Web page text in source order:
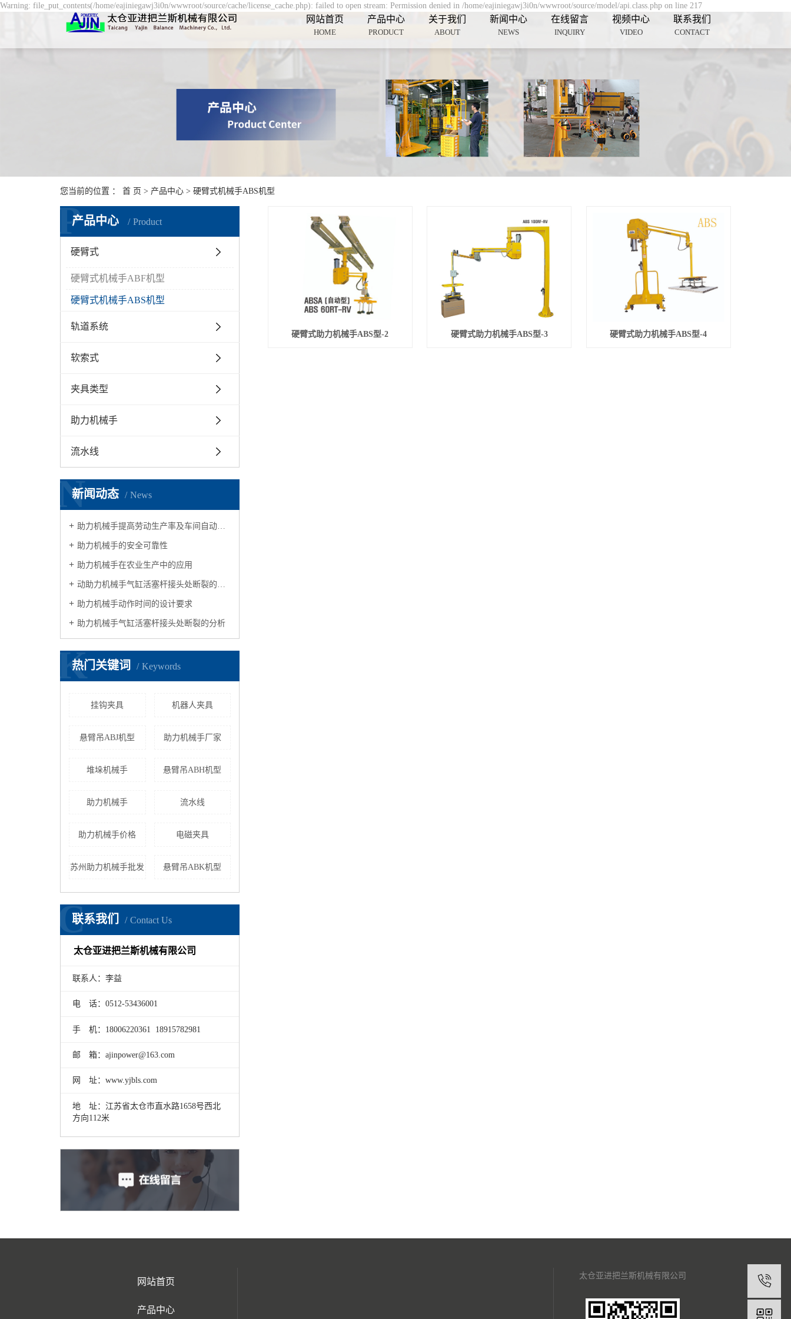
Warning: file_put_contents(/home/eajiniegawj3i0n/wwwroot/source/cache/license_cache.php): failed to open stream: Permission denied in /home/eajiniegawj3i0n/wwwroot/source/model/api.class.php on line 217
网站首页
HOME
产品中心
PRODUCT
关于我们
ABOUT
新闻中心
NEWS
在线留言
INQUIRY
视频中心
VIDEO
联系我们
CONTACT
您当前的位置 ： 首 页 > 产品中心 > 硬臂式机械手ABS机型
产品中心 Product
P
硬臂式
硬臂式机械手ABF机型
硬臂式机械手ABS机型
轨道系统
软索式
夹具类型
助力机械手
流水线
新闻动态 News
N
助力机械手提高劳动生产率及车间自动化水平
助力机械手的安全可靠性
助力机械手在农业生产中的应用
动助力机械手气缸活塞杆接头处断裂的原因分析
助力机械手动作时间的设计要求
助力机械手气缸活塞杆接头处断裂的分析
热门关键词 Keywords
K
挂钩夹具 机器人夹具
悬臂吊ABJ机型 助力机械手厂家
堆垛机械手 悬臂吊ABH机型
助力机械手 流水线
助力机械手价格 电磁夹具
苏州助力机械手批发 悬臂吊ABK机型
联系我们 Contact Us
C
太仓亚进把兰斯机械有限公司
联系人：李益
电 话：0512-53436001
手 机：18006220361 18915782981
邮 箱：ajinpower@163.com
网 址：www.yjbls.com
地 址：江苏省太仓市直水路1658号西北
方向112米
硬臂式助力机械手ABS型-2 硬臂式助力机械手ABS型-3 硬臂式助力机械手ABS型-4
网站首页
产品中心
太仓亚进把兰斯机械有限公司